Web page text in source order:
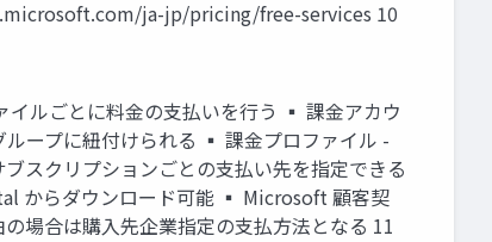
ja-jp/pricing/free-services 10
イルごとに料金の支払いを行う ▪ 課金アカウ
ープに紐付けられる ▪ 課金プロファイル -
スクリプションごとの支払い先を指定できる
からダウンロード可能 ▪ Microsoft 顧客契
場合は購入先企業指定の支払方法となる 11